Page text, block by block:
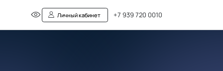
Личный кабинет +7 939 720 0010